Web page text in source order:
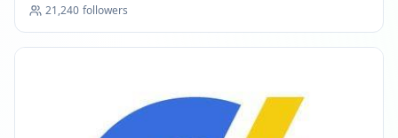
21,240 followers